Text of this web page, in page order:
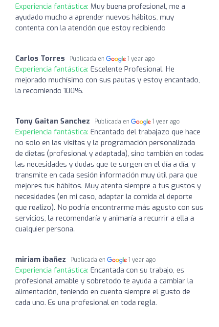
Experiencia fantástica: Muy buena profesional, me a
ayudado mucho a aprender nuevos hábitos, muy
contenta con la atención que estoy recibiendo
Carlos Torres Publicada en 1 year ago
Experiencia fantástica: Escelente Profesional. He
mejorado muchísimo con sus pautas y estoy encantado,
la recomiendo 100%.
Tony Gaitan Sanchez Publicada en 1 year ago
Experiencia fantástica: Encantado del trabajazo que hace
no solo en las visitas y la programación personalizada
de dietas (profesional y adaptada), sino también en todas
las necesidades y dudas que te surgen en el día a día, y
transmite en cada sesión información muy útil para que
mejores tus hábitos. Muy atenta siempre a tus gustos y
necesidades (en mi caso, adaptar la comida al deporte
que realizo). No podría encontrarme más agusto con sus
servicios, la recomendaría y animaría a recurrir a ella a
cualquier persona.
miriam ibañez Publicada en 1 year ago
Experiencia fantástica: Encantada con su trabajo, es
profesional amable y sobretodo te ayuda a cambiar la
alimentación, teniendo en cuenta siempre el gusto de
cada uno. Es una profesional en toda regla.